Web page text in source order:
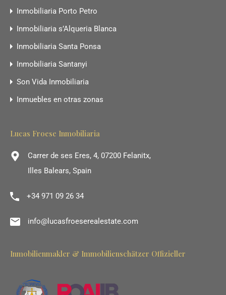
Inmobiliaria Porto Petro
Inmobiliaria s’Alqueria Blanca
Inmobiliaria Santa Ponsa
Inmobiliaria Santanyi
Son Vida Inmobiliaria
Inmuebles en otras zonas
Lucas Froese Inmobiliaria
Carrer de ses Eres, 4, 07200 Felanitx,
Illes Balears, Spain
+34 971 09 26 34
info@lucasfroeserealestate.com
Inmobilienmakler & Immobilienschätzer Offizieller